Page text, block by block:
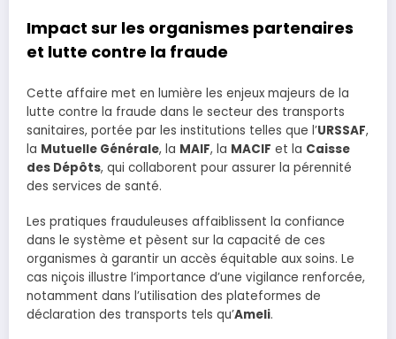
Impact sur les organismes partenaires
et lutte contre la fraude
Cette affaire met en lumière les enjeux majeurs de la
lutte contre la fraude dans le secteur des transports
sanitaires, portée par les institutions telles que l’URSSAF,
la Mutuelle Générale, la MAIF, la MACIF et la Caisse
des Dépôts, qui collaborent pour assurer la pérennité
des services de santé.
Les pratiques frauduleuses affaiblissent la confiance
dans le système et pèsent sur la capacité de ces
organismes à garantir un accès équitable aux soins. Le
cas niçois illustre l’importance d’une vigilance renforcée,
notamment dans l’utilisation des plateformes de
déclaration des transports tels qu’Ameli.